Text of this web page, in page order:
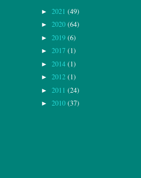
► 2021 (49)
► 2020 (64)
► 2019 (6)
► 2017 (1)
► 2014 (1)
► 2012 (1)
► 2011 (24)
► 2010 (37)